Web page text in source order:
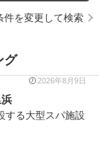
件を変更して検索
グ
2026年8月9日
する大型スパ施設